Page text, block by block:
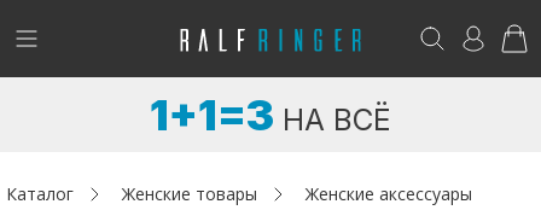
!
Женщинам
Возникли вопросы? - club@ralf.ru
1+1=3 НА ВСЁ
Каталог Женские товары Женские аксессуары